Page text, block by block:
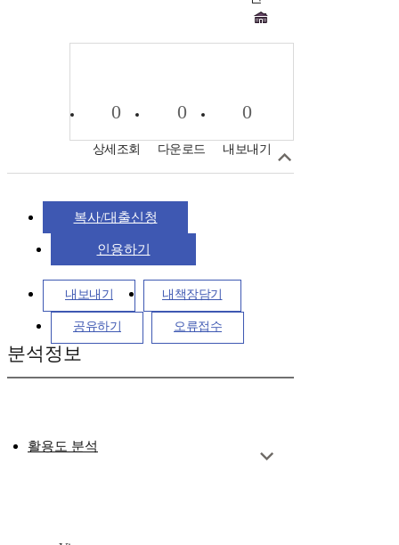
0
상세조회
0
다운로드
0
내보내기
복사/대출신청
인용하기
내보내기 내책장담기
공유하기 오류접수
분석정보
활용도 분석